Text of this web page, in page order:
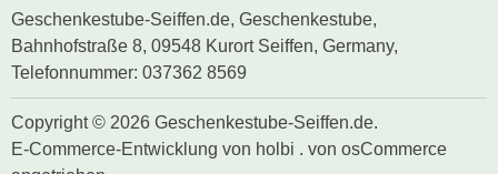
Copyright © 2026 Geschenkestube-Seiffen.de.
E-Commerce-Entwicklung von holbi . von osCommerce
Geschenkestube-Seiffen.de, Geschenkestube,
Bahnhofstraße 8, 09548 Kurort Seiffen, Germany,
Telefonnummer: 037362 8569